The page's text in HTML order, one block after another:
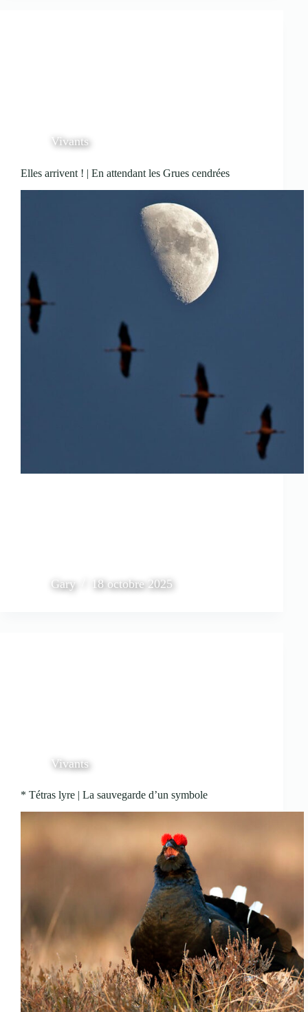
Vivants
Elles arrivent ! | En attendant les Grues cendrées
Gary 18 octobre 2025
Vivants
* Tétras lyre | La sauvegarde d’un symbole